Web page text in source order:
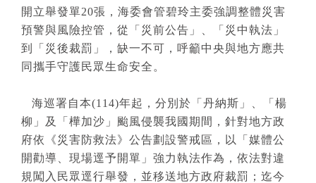
開立舉發單20張，海委會管碧玲主委強調整體災害
預警與風險控管，從「災前公告」、「災中執法」
到「災後裁罰」，缺一不可，呼籲中央與地方應共
同攜手守護民眾生命安全。
海巡署自本(114)年起，分別於「丹納斯」、「楊
柳」及「樺加沙」颱風侵襲我國期間，針對地方政
府依《災害防救法》公告劃設警戒區，以「媒體公
開勸導、現場逕予開單」強力執法作為，依法對違
規闖入民眾逕行舉發，並移送地方政府裁罰；迄今